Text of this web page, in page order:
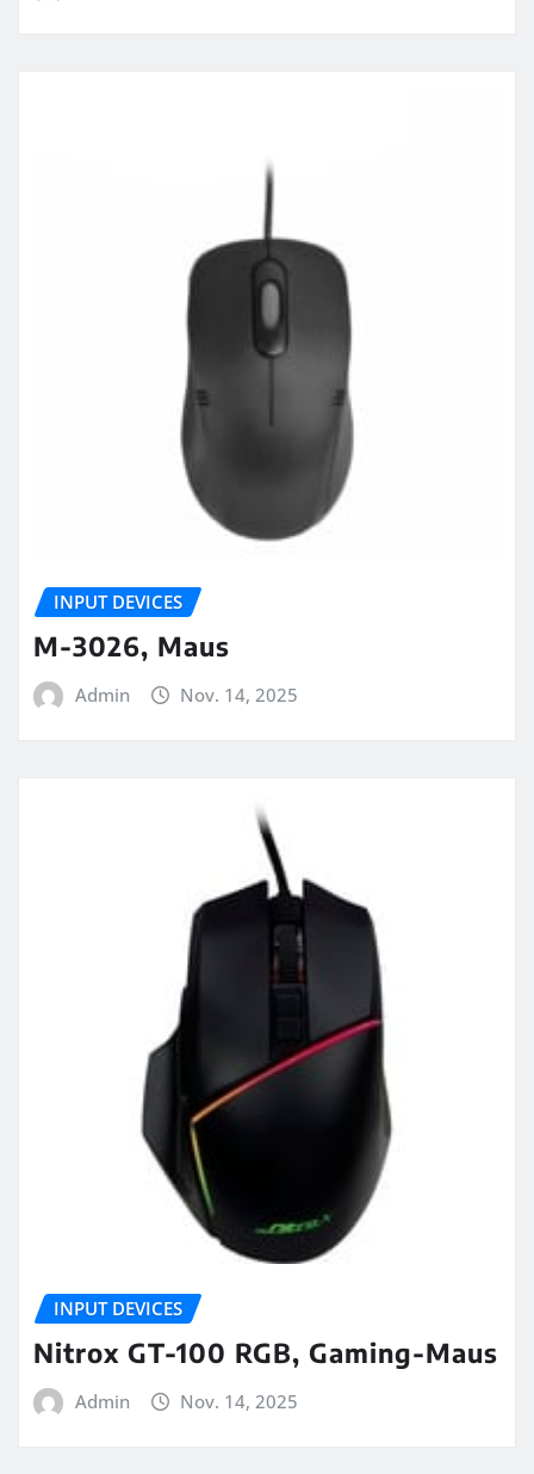
INPUT DEVICES
M-3026, Maus
Admin Nov. 14, 2025
INPUT DEVICES
Nitrox GT-100 RGB, Gaming-Maus
Admin Nov. 14, 2025